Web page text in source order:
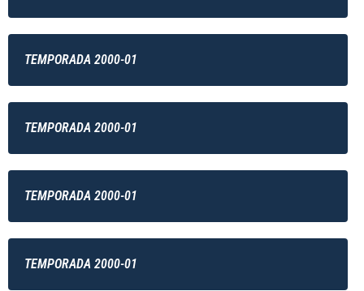
TEMPORADA 2000-01
TEMPORADA 2000-01
TEMPORADA 2000-01
TEMPORADA 2000-01